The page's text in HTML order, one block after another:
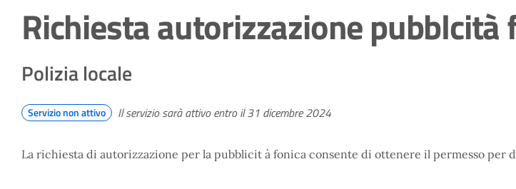
Richiesta autorizzazione pubblcità
Polizia locale
Servizio non attivo Il servizio sarà attivo entro il 31 dicembre 2024
La richiesta di autorizzazione per la pubblicit à fonica consente di ottenere il permesso